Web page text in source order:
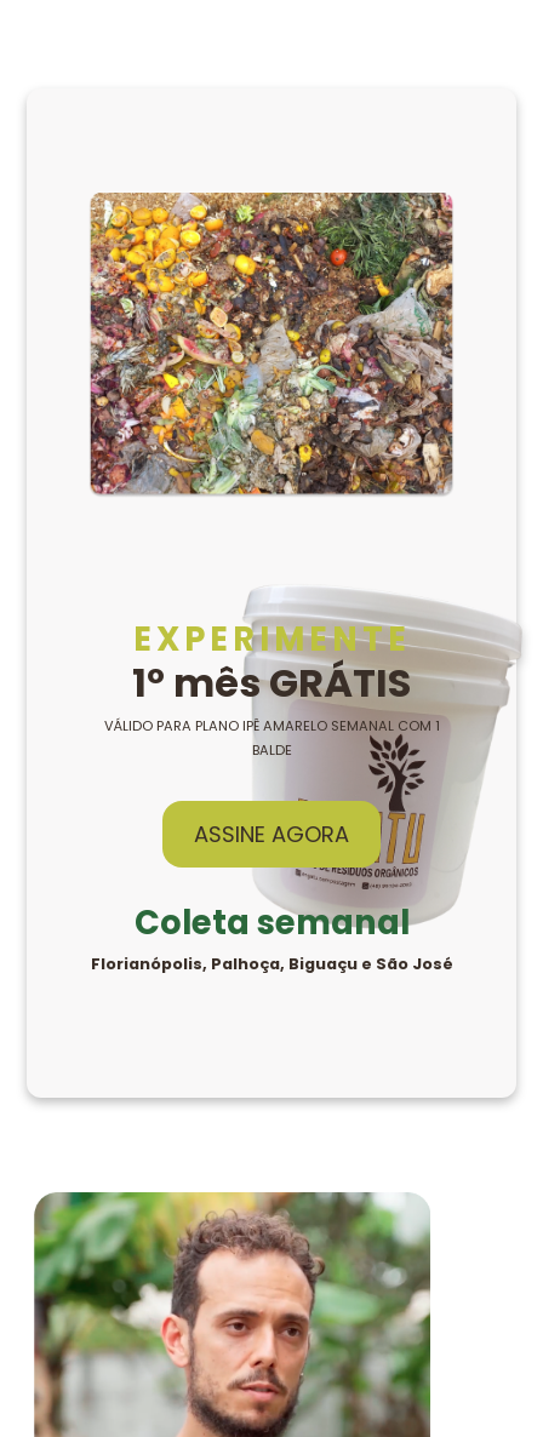
EXPERIMENTE
1º mês GRÁTIS
VÁLIDO PARA PLANO IPÊ AMARELO SEMANAL COM 1
BALDE
ASSINE AGORA
Coleta semanal
Florianópolis, Palhoça, Biguaçu e São José